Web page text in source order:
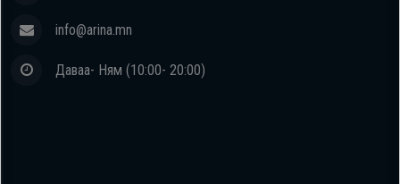
info@arina.mn
Даваа- Ням (10:00- 20:00)